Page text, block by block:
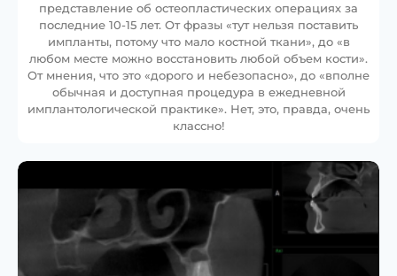
представление об остеопластических операциях за
последние 10-15 лет. От фразы «тут нельзя поставить
импланты, потому что мало костной ткани», до «в
любом месте можно восстановить любой объем кости».
От мнения, что это «дорого и небезопасно», до «вполне
обычная и доступная процедура в ежедневной
имплантологической практике». Нет, это, правда, очень
классно!